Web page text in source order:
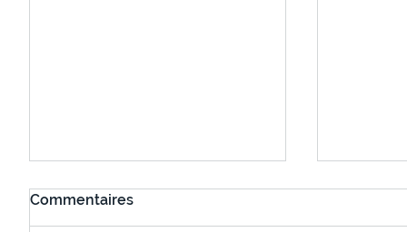
Commentaires